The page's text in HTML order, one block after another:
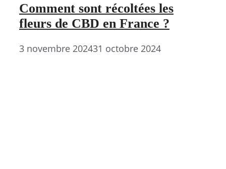
Comment sont récoltées les
fleurs de CBD en France ?
3 novembre 202431 octobre 2024